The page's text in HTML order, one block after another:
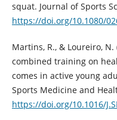
squat. Journal of Sports
https://doi.org/10.1080/
Martins, R., & Loureiro,
combined training on
comes in active young
Sports Medicine and
https://doi.org/10.1016/